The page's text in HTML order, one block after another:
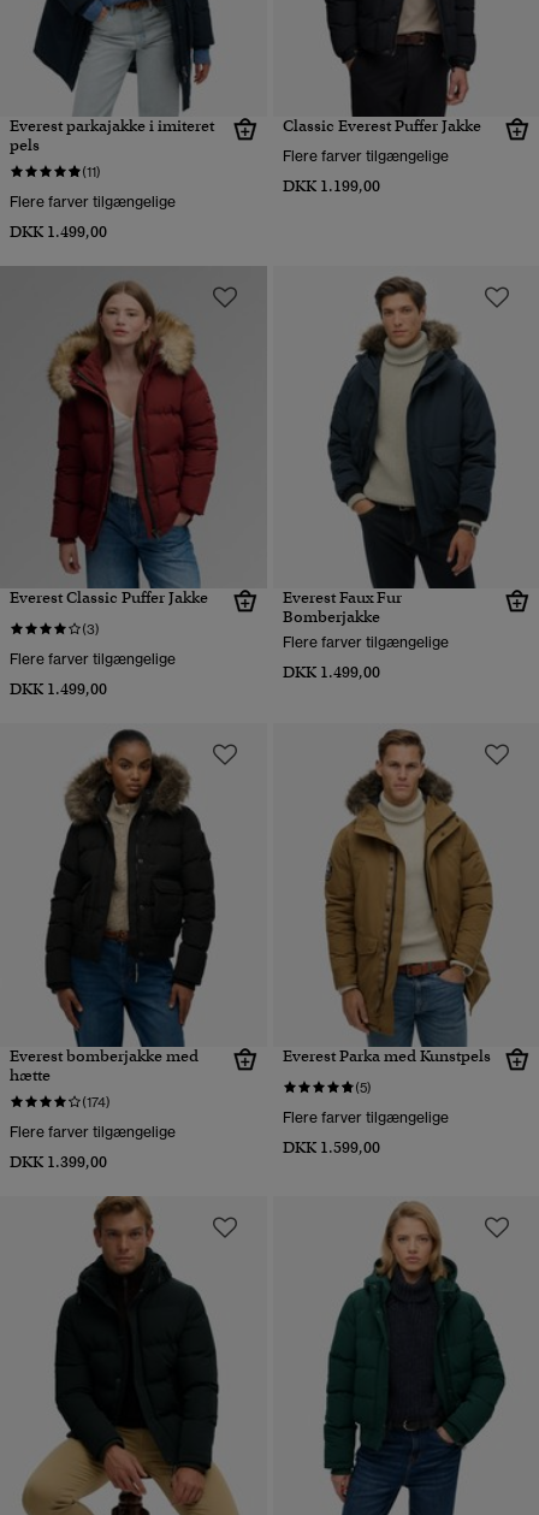
Everest parkajakke i imiteret
pels
(11)
Flere farver tilgængelige
DKK 1.499,00
Classic Everest Puffer Jakke
Flere farver tilgængelige
DKK 1.199,00
Everest Classic Puffer Jakke
(3)
Flere farver tilgængelige
DKK 1.499,00
Everest Faux Fur
Bomberjakke
Flere farver tilgængelige
DKK 1.499,00
Everest bomberjakke med
hætte
(174)
Flere farver tilgængelige
DKK 1.399,00
Everest Parka med Kunstpels
(5)
Flere farver tilgængelige
DKK 1.599,00